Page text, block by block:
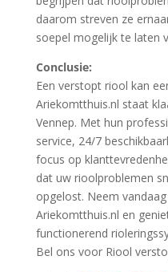
daarom streven ze
soepel mogelijk te laten
Conclusie:
Een verstopt riool kan
Ariekomtthuis.nl staat
Vennep. Met hun
service, 24/7
focus op
dat uw rioolproblemen
opgelost. Neem
Ariekomtthuis.nl en
functionerend
Bel ons voor Riool